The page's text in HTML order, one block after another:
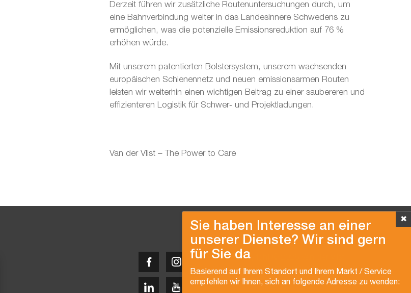
Derzeit führen wir zusätzliche Routenuntersuchungen durch, um
eine Bahnverbindung weiter in das Landesinnere Schwedens zu
ermöglichen, was die potenzielle Emissionsreduktion auf 76 %
erhöhen würde.
Mit unserem patentierten Bolstersystem, unserem wachsenden
europäischen Schienennetz und neuen emissionsarmen Routen
leisten wir weiterhin einen wichtigen Beitrag zu einer saubereren und
effizienteren Logistik für Schwer‑ und Projektladungen.
Van der Vlist – The Power to Care
✖
Sie haben Interesse an einer
unserer Dienste? Wir sind gern
für Sie da
Basierend auf Ihrem Standort und Ihrem Markt / Service
empfehlen wir Ihnen, sich an folgende Adresse zu wenden:
Copyright © 2026 Van der Vlist